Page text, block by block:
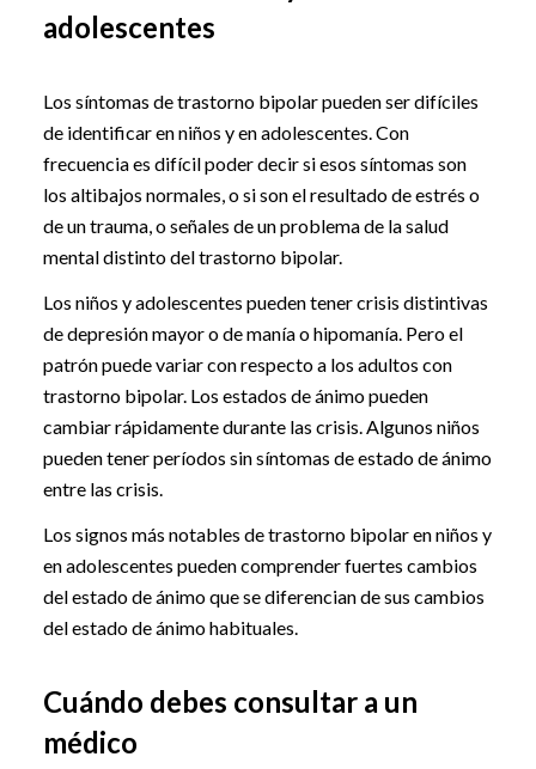
adolescentes
Los síntomas de trastorno bipolar pueden ser difíciles
de identificar en niños y en adolescentes. Con
frecuencia es difícil poder decir si esos síntomas son
los altibajos normales, o si son el resultado de estrés o
de un trauma, o señales de un problema de la salud
mental distinto del trastorno bipolar.
Los niños y adolescentes pueden tener crisis distintivas
de depresión mayor o de manía o hipomanía. Pero el
patrón puede variar con respecto a los adultos con
trastorno bipolar. Los estados de ánimo pueden
cambiar rápidamente durante las crisis. Algunos niños
pueden tener períodos sin síntomas de estado de ánimo
entre las crisis.
Los signos más notables de trastorno bipolar en niños y
en adolescentes pueden comprender fuertes cambios
del estado de ánimo que se diferencian de sus cambios
del estado de ánimo habituales.
Cuándo debes consultar a un
médico